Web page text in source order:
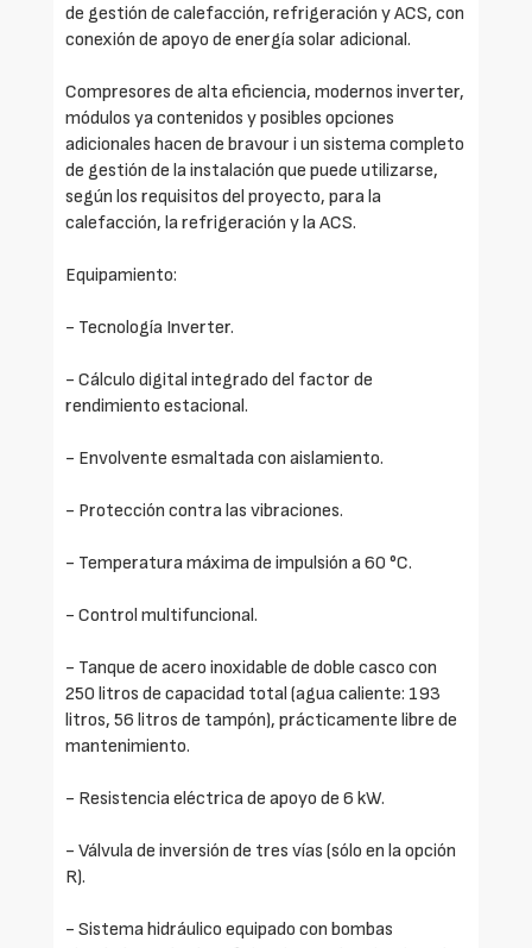
de gestión de calefacción, refrigeración y ACS, con
conexión de apoyo de energía solar adicional.
Compresores de alta eficiencia, modernos inverter,
módulos ya contenidos y posibles opciones
adicionales hacen de bravour i un sistema completo
de gestión de la instalación que puede utilizarse,
según los requisitos del proyecto, para la
calefacción, la refrigeración y la ACS.
Equipamiento:
- Tecnología Inverter.
- Cálculo digital integrado del factor de
rendimiento estacional.
- Envolvente esmaltada con aislamiento.
- Protección contra las vibraciones.
- Temperatura máxima de impulsión a 60 °C.
- Control multifuncional.
- Tanque de acero inoxidable de doble casco con
250 litros de capacidad total (agua caliente: 193
litros, 56 litros de tampón), prácticamente libre de
mantenimiento.
- Resistencia eléctrica de apoyo de 6 kW.
- Válvula de inversión de tres vías (sólo en la opción
R).
- Sistema hidráulico equipado con bombas